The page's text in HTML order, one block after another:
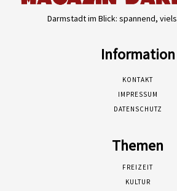
Darmstadt im Blick: spannend,
Information
KONTAKT
IMPRESSUM
DATENSCHUTZ
Themen
FREIZEIT
KULTUR